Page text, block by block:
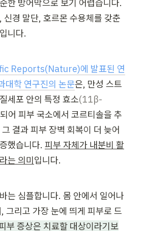
한 방어막으로 보기 어렵습니다.
입니다.
Reports(Nature)에 발표된 연
대학 연구진의 논문은, 만성 스트
세포 안의 특정 효소(11β-
어 피부 국소에서 코르티솔을 추
결과 피부 장벽 회복이 더 늦어
했습니다. 피부 자체가 내분비 활
는 의미입니다.
는 심플합니다. 몸 안에서 일어나
그리고 가장 눈에 띄게 피부로 드
부 증상은 치료할 대상이라기보